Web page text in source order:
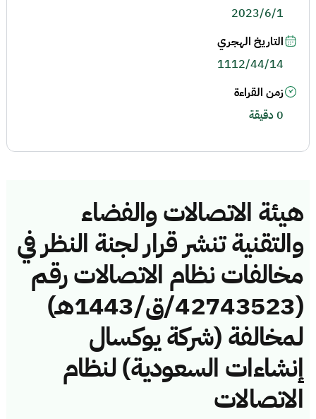
هيئة الاتصالات والفضاء
والتقنية تنشر قرار لجنة النظر في
مخالفات نظام الاتصالات رقم
(42743523/ق/1443هـ)
لمخالفة (شركة يوكسال
إنشاءات السعودية) لنظام
الاتصالات
2023/6/1
التاريخ الهجري
1112/44/14
زمن القراءة
0 دقيقة